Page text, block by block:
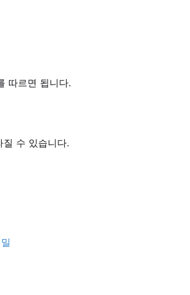
따르면 됩니다.
수 있습니다.